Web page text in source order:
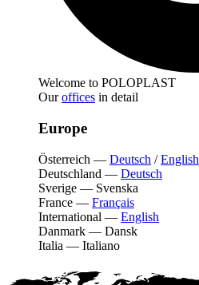
Welcome to POLOPLAST
Ouroffices in detail
Europe
Österreich — Deutsch /English
Deutschland — Deutsch
Sverige — Svenska
France — Français
International — English
Danmark — Dansk
Italia — Italiano